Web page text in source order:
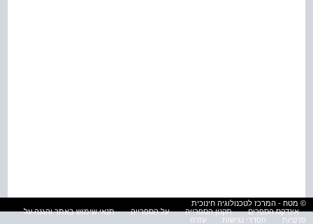
© מטח - המרכז לטכנולוגיה חינוכית
אינדקס הספרים
תקנון הספרייה על הספרייה
תנאי שימוש באתר והגנה על
פרטיות
הסדרי נגישות עזרה